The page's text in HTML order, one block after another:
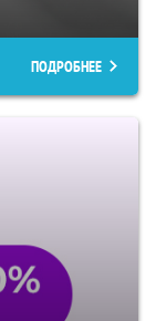
ПОДРОБНЕЕ